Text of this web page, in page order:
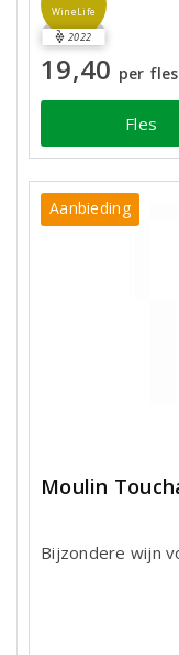
WineLife
2022
19,40 per fles
Fles
Aanbieding
Moulin
Bijzondere wijn